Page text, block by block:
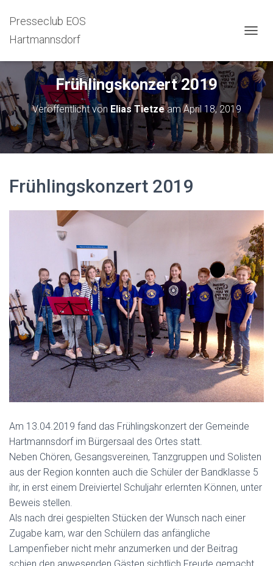
Presseclub EOS
Hartmannsdorf
V
I
A
T
I
O
U
L
T
E
N
Frühlingskonzert 2019
Veröffentlicht von Elias TietzeamApril 18, 2019
Frühlingskonzert 2019
Am 13.04.2019 fand das Frühlingskonzert der Gemeinde
Hartmannsdorf im Bürgersaal des Ortes statt.
Neben Chören, Gesangsvereinen, Tanzgruppen und Solisten
aus der Region konnten auch die Schüler der Bandklasse 5
ihr, in erst einem Dreiviertel Schuljahr erlernten Können, unter
Beweis stellen.
Als nach drei gespielten Stücken der Wunsch nach einer
Zugabe kam, war den Schülern das anfängliche
Lampenfieber nicht mehr anzumerken und der Beitrag
schien den anwesenden Gästen sichtlich Freude gemacht